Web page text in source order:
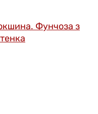
Фунчоза з